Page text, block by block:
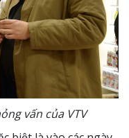
vấn của VTV